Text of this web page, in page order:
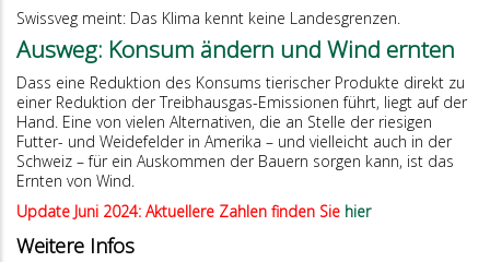
Swissveg meint: Das Klima kennt keine Landesgrenzen.
Ausweg: Konsum ändern und Wind ernten
Dass eine Reduktion des Konsums tierischer Produkte direkt zu
einer Reduktion der Treibhausgas-Emissionen führt, liegt auf der
Hand. Eine von vielen Alternativen, die an Stelle der riesigen
Futter- und Weidefelder in Amerika – und vielleicht auch in der
Schweiz – für ein Auskommen der Bauern sorgen kann, ist das
Ernten von Wind.
Update Juni 2024: Aktuellere Zahlen finden Sie hier
Weitere Infos